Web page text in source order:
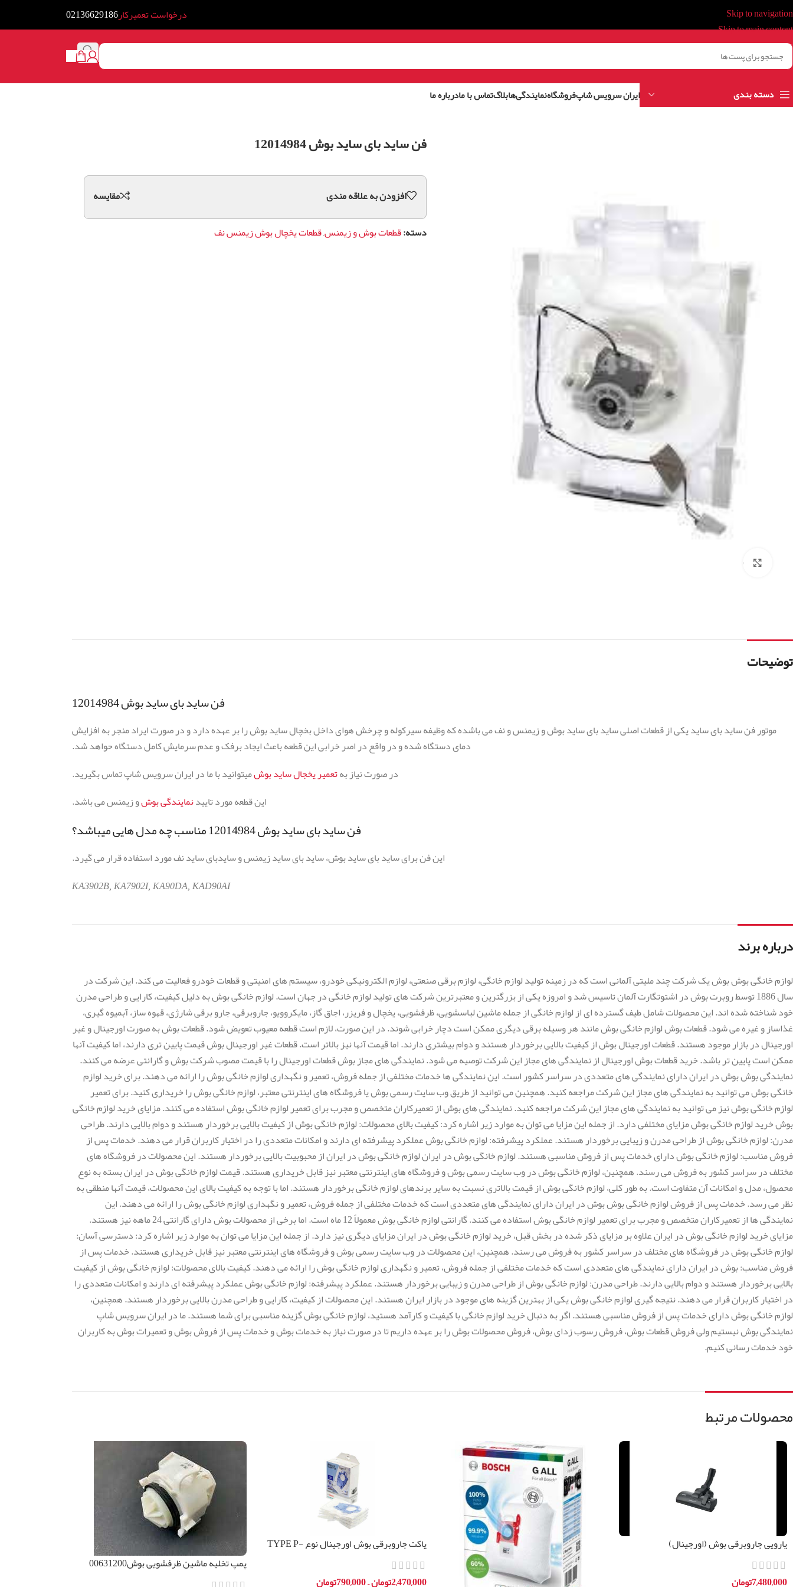
Skip to navigation
Skip to main content
درخواست تعمیرکار02136629186
دسته بندی ایران سرویس شاپفروشگاهنمایندگی‌هابلاگتماس با مادرباره ما
فن ساید بای ساید بوش 12014984
افزودن به علاقه مندی
مقايسه
دسته:قطعات بوش و زیمنس,قطعات یخچال بوش زیمنس نف
توضیحات
فن ساید بای ساید بوش 12014984
موتور فن ساید بای ساید یکی از قطعات اصلی ساید بای ساید بوش و زیمنس و نف می باشده که وظیفه سیرکوله و چرخش هوای داخل بخچال ساید بوش را بر عهده دارد و در صورت ایراد منجر به افزایش
دمای دستگاه شده و در واقع در اصر خرابی این قطعه باعث ایجاد برفک و عدم سرمایش کامل دستگاه حواهد شد.
در صورت نیاز بهتعمیر یخجال ساید بوشمیتوانید با ما در ایران سرویس شاپ تماس بگیرید.
این قطعه مورد تاییدنمایندگی بوشو زیمنس می باشد.
فن ساید بای ساید بوش 12014984 مناسب چه مدل هایی میباشد؟
این فن برای ساید بای ساید بوش، ساید بای ساید زیمنس و سایدبای ساید نف مورد استفاده قرار می گیرد.
KA3902B, KA7902I, KA90DA, KAD90AI
درباره برند
لوازم خانگی بوش بوش یک شرکت چند ملیتی آلمانی است که در زمینه تولید لوازم خانگی، لوازم برقی صنعتی، لوازم الکترونیکی خودرو، سیستم های امنیتی و قطعات خودرو فعالیت می کند. این شرکت در
سال 1886 توسط روبرت بوش در اشتوتگارت آلمان تاسیس شد و امروزه یکی از بزرگترین و معتبرترین شرکت های تولید لوازم خانگی در جهان است. لوازم خانگی بوش به دلیل کیفیت، کارایی و طراحی مدرن
خود شناخته شده اند. این محصولات شامل طیف گسترده ای از لوازم خانگی از جمله ماشین لباسشویی، ظرفشویی، یخچال و فریزر، اجاق گاز، مایکروویو، جاروبرقی، جارو برقی شارژی، قهوه ساز، آبمیوه گیری،
غذاساز و غیره می شود. قطعات بوش لوازم خانگی بوش مانند هر وسیله برقی دیگری ممکن است دچار خرابی شوند. در این صورت، لازم است قطعه معیوب تعویض شود. قطعات بوش به صورت اورجینال و غیر
اورجینال در بازار موجود هستند. قطعات اورجینال بوش از کیفیت بالایی برخوردار هستند و دوام بیشتری دارند. اما قیمت آنها نیز بالاتر است. قطعات غیر اورجینال بوش قیمت پایین تری دارند، اما کیفیت آنها
ممکن است پایین تر باشد. خرید قطعات بوش اورجینال از نمایندگی های مجاز این شرکت توصیه می شود. نمایندگی های مجاز بوش قطعات اورجینال را با قیمت مصوب شرکت بوش و گارانتی عرضه می کنند.
نمایندگی بوش بوش در ایران دارای نمایندگی های متعددی در سراسر کشور است. این نمایندگی ها خدمات مختلفی از جمله فروش، تعمیر و نگهداری لوازم خانگی بوش را ارائه می دهند. برای خرید لوازم
خانگی بوش می توانید به نمایندگی های مجاز این شرکت مراجعه کنید. همچنین می توانید از طریق وب سایت رسمی بوش یا فروشگاه های اینترنتی معتبر، لوازم خانگی بوش را خریداری کنید. برای تعمیر
لوازم خانگی بوش نیز می توانید به نمایندگی های مجاز این شرکت مراجعه کنید. نمایندگی های بوش از تعمیرکاران متخصص و مجرب برای تعمیر لوازم خانگی بوش استفاده می کنند. مزایای خرید لوازم خانگی
بوش خرید لوازم خانگی بوش مزایای مختلفی دارد. از جمله این مزایا می توان به موارد زیر اشاره کرد: کیفیت بالای محصولات: لوازم خانگی بوش از کیفیت بالایی برخوردار هستند و دوام بالایی دارند. طراحی
مدرن: لوازم خانگی بوش از طراحی مدرن و زیبایی برخوردار هستند. عملکرد پیشرفته: لوازم خانگی بوش عملکرد پیشرفته ای دارند و امکانات متعددی را در اختیار کاربران قرار می دهند. خدمات پس از
فروش مناسب: لوازم خانگی بوش دارای خدمات پس از فروش مناسبی هستند. لوازم خانگی بوش در ایران لوازم خانگی بوش در ایران از محبوبیت بالایی برخوردار هستند. این محصولات در فروشگاه های
مختلف در سراسر کشور به فروش می رسند. همچنین، لوازم خانگی بوش در وب سایت رسمی بوش و فروشگاه های اینترنتی معتبر نیز قابل خریداری هستند. قیمت لوازم خانگی بوش در ایران بسته به نوع
محصول، مدل و امکانات آن متفاوت است. به طور کلی، لوازم خانگی بوش از قیمت بالاتری نسبت به سایر برندهای لوازم خانگی برخوردار هستند. اما با توجه به کیفیت بالای این محصولات، قیمت آنها منطقی به
نظر می رسد. خدمات پس از فروش لوازم خانگی بوش بوش در ایران دارای نمایندگی های متعددی است که خدمات مختلفی از جمله فروش، تعمیر و نگهداری لوازم خانگی بوش را ارائه می دهند. این
نمایندگی ها از تعمیرکاران متخصص و مجرب برای تعمیر لوازم خانگی بوش استفاده می کنند. گارانتی لوازم خانگی بوش معمولاً 12 ماه است. اما برخی از محصولات بوش دارای گارانتی 24 ماهه نیز هستند.
مزایای خرید لوازم خانگی بوش در ایران علاوه بر مزایای ذکر شده در بخش قبل، خرید لوازم خانگی بوش در ایران مزایای دیگری نیز دارد. از جمله این مزایا می توان به موارد زیر اشاره کرد: دسترسی آسان:
لوازم خانگی بوش در فروشگاه های مختلف در سراسر کشور به فروش می رسند. همچنین، این محصولات در وب سایت رسمی بوش و فروشگاه های اینترنتی معتبر نیز قابل خریداری هستند. خدمات پس از
فروش مناسب: بوش در ایران دارای نمایندگی های متعددی است که خدمات مختلفی از جمله فروش، تعمیر و نگهداری لوازم خانگی بوش را ارائه می دهند. کیفیت بالای محصولات: لوازم خانگی بوش از کیفیت
بالایی برخوردار هستند و دوام بالایی دارند. طراحی مدرن: لوازم خانگی بوش از طراحی مدرن و زیبایی برخوردار هستند. عملکرد پیشرفته: لوازم خانگی بوش عملکرد پیشرفته ای دارند و امکانات متعددی را
در اختیار کاربران قرار می دهند. نتیجه گیری لوازم خانگی بوش یکی از بهترین گزینه های موجود در بازار ایران هستند. این محصولات از کیفیت، کارایی و طراحی مدرن بالایی برخوردار هستند. همچنین،
لوازم خانگی بوش دارای خدمات پس از فروش مناسبی هستند. اگر به دنبال خرید لوازم خانگی با کیفیت و کارآمد هستید، لوازم خانگی بوش گزینه مناسبی برای شما هستند. ما در ایران سرویس شاپ
نمایندگی بوش نیستیم ولی فروش قطعات بوش، فروش رسوب زدای بوش، فروش محصولات بوش را بر عهده داریم تا در صورت نیاز به خدمات بوش و خدمات پس از فروش بوش و تعمیرات بوش به کاربران
خود خدمات رسانی کنیم.
محصولات مرتبط
پارویی جاروبرقی بوش (اورجینال)
7,480,000تومان
پاکت جاروبرقی بوش اورجینال نوع TYPE P-
BBZ41FP
2,470,000تومان–
790,000تومان
پمپ تخلیه ماشین ظرفشویی بوش00631200
سری sms